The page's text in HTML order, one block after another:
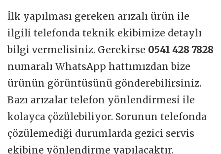
İlk yapılması gereken arızalı ürün ile
ilgili telefonda teknik ekibimize detaylı
bilgi vermelisiniz. Gerekirse 0541 428 7828
numaralı WhatsApp hattımızdan bize
ürünün görüntüsünü gönderebilirsiniz.
Bazı arızalar telefon yönlendirmesi ile
kolayca çözülebiliyor. Sorunun telefonda
çözülemediği durumlarda gezici servis
ekibine yönlendirme yapılacaktır.